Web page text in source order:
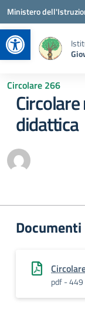
Apri la
Vai ai contenuti
Vai al menu di
Vai al footer
Ministero
Circolare 266
didattica
Documenti
pdf - 449